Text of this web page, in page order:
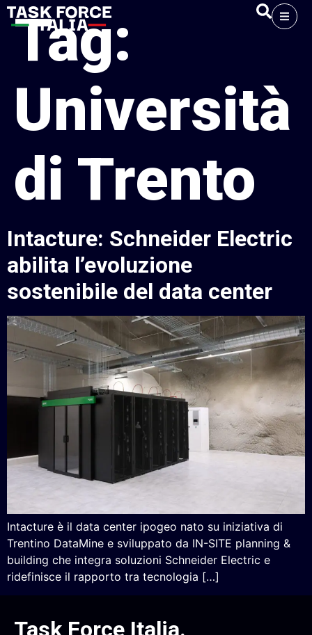
Tag:
Università
di Trento
Intacture: Schneider Electric
abilita l’evoluzione
sostenibile del data center
Intacture è il data center ipogeo nato su iniziativa di
Trentino DataMine e sviluppato da IN-SITE planning &
building che integra soluzioni Schneider Electric e
ridefinisce il rapporto tra tecnologia […]
Task Force Italia.